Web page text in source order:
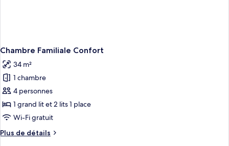
Chambre Familiale Confort
34 m²
1 chambre
4 personnes
1 grand lit et 2 lits 1 place
Wi-Fi gratuit
Plus de détails
Plus